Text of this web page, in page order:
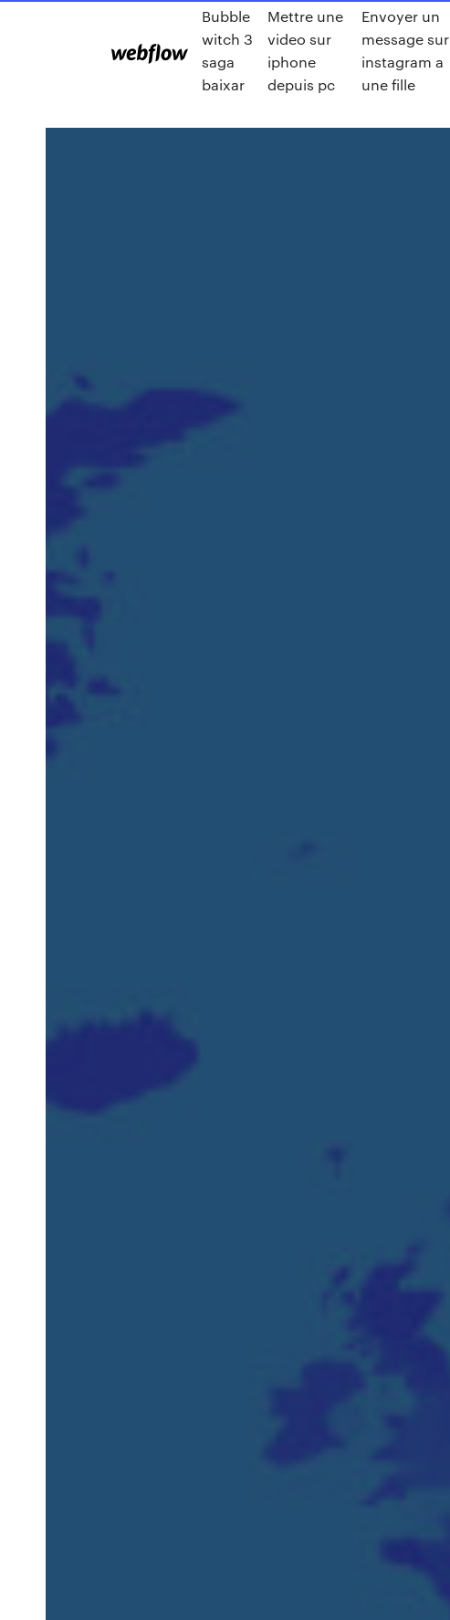
Bubble
witch 3
saga
baixar
Mettre une
video sur
iphone
depuis pc
Envoyer un
message sur
instagram a
une fille